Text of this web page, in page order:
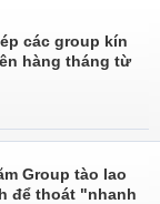
các group kín
hàng tháng từ
Group tào lao
để thoát "nhanh